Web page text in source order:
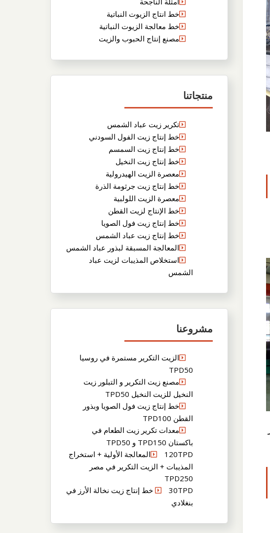
خط انتاج الزيوت النباتية
خط معالجة الزيوت النباتية
مصنع إنتاج الحبوب والزيت
منتجاتنا
تكرير زيت عباد الشمس
خط إنتاج زيت الفول السودني
خط إنتاج زيت السمسم
خط إنتاج زيت النخيل
معصرة الزيت الهيدرولية
خط إنتاج زيت جرثومة الذرة
معصرة الزيت اللولبية
خط الإنتاج لزيت القطن
خط إنتاج زيت فول الصويا
خط إنتاج زيت عباد الشمس
المعالجة المسبقة لبذور عباد الشمس
استخلاص المذيبات لزيت عباد
الشمس
مشروعنا
الزيت التكرير مستمرة في روسيا
TPD50
مصنع زيت التكرير و التبلور زيت
النخيل للزيت النخيل TPD50
خط إنتاج زيت فول الصويا وبذور
القطن TPD100
معدات تكرير زيت الطعام في
باكستان TPD150 و TPD50
120TPDالمعالجة الأولية + استخراج
المذيبات + الزيت التكرير في مصر
TPD250
30TPD خط إنتاج زيت نخالة الأرز في
بنغلادي